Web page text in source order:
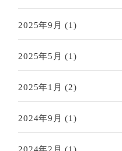
2025年9月 (1)
2025年5月 (1)
2025年1月 (2)
2024年9月 (1)